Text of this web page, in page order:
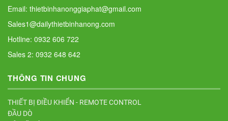
Email: thietbinhanonggiaphat@gmail.com
Sales1@dailythietbinhanong.com
Hotline: 0932 606 722
Sales 2: 0932 648 642
THÔNG TIN CHUNG
THIẾT BỊ ĐIỀU KHIỂN - REMOTE CONTROL
ĐẦU DÒ